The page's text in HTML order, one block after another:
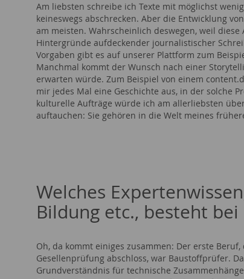
Am liebsten schreibe ich Texte mit möglichst
keineswegs abschrecken. Aber die Entwicklung
am meisten. Wahrscheinlich deswegen, weil
Hintergründe aufdeckender journalistischer
Vorgaben gibt es auf unserer Plattform zum
Manchmal kommt der Wunsch nach einer
erwarten würde. Zum Beispiel von einem
mir jedes Mal eine Geschichte aus, in der solche
kulturelle Aufträge würde ich am allerliebsten
auftauchen: Sie gehören in die Welt meines
Welches
Bildung etc., besteht bei
Oh, da kommt einiges zusammen: Der erste
Gesellenprüfung abschloss, war Baustoffprüfer.
Grundverständnis für technische